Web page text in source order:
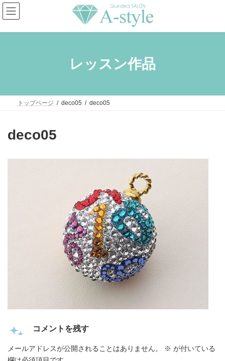
コ
ン
テ
ン
ナ
ビ
ゲ
ー
レッスン作品
トップページ deco05 deco05
deco05
コメントを残す
メールアドレスが公開されることはありません。 ※ が付いている